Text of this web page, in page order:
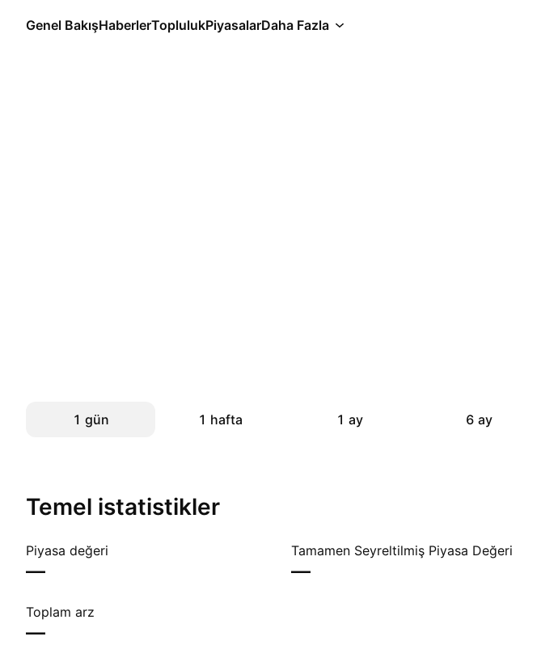
Genel BakışHaberlerToplulukPiyasalarDaha Fazla
1 gün 1 hafta 1 ay 6 ay
Temel istatistikler
Piyasa değeri
—
Tamamen Seyreltilmiş Piyasa Değeri
—
Toplam arz
—